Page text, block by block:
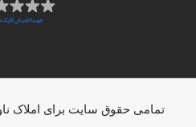
تمامی حقوق سایت برای املاک